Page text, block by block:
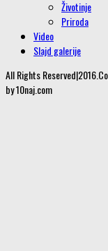
Životinje
Priroda
Video
Slajd galerije
All Rights
by 10naj.com